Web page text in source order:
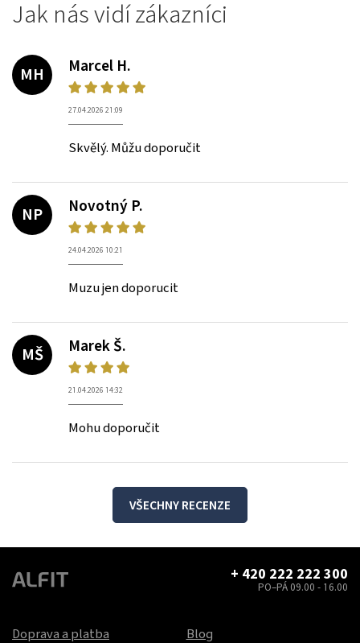
Jak nás vidí zákazníci
MH
Marcel H.
27.04.2026 21:09
Skvělý. Můžu doporučit
NP
Novotný P.
24.04.2026 10:21
Muzu jen doporucit
MŠ
Marek Š.
21.04.2026 14:32
Mohu doporučit
VŠECHNY RECENZE
+ 420 222 222 300
PO–PÁ 09.00 - 16.00
Doprava a platba Blog